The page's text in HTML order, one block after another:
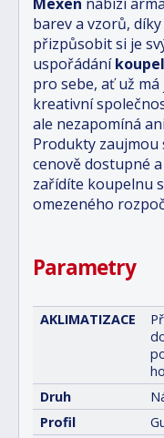
barev a vzorů,
přizpůsobit si je
uspořádání
pro sebe, ať už
kreativní
ale nezapomíná
Produkty zaujmou
cenově dostupné
zařídíte koupelnu
omezeného
Parametry
AKLIMATIZACE
Druh
Profil